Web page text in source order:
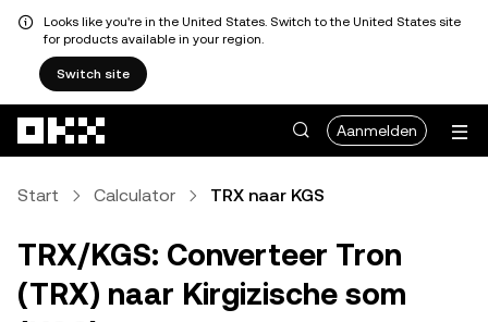
Looks like you're in the United States. Switch to the United States site
for products available in your region.
Switch site
Aanmelden
Start Calculator TRX naar KGS
TRX/KGS: Converteer Tron
(TRX) naar Kirgizische som